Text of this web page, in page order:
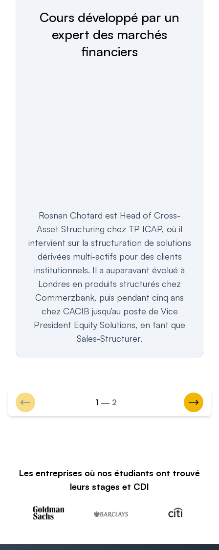
Cours développé par un
expert des marchés
financiers
Rosnan Chotard est Head of Cross-
Asset Structuring chez TP ICAP, où il
intervient sur la structuration de solutions
dérivées multi-actifs pour des clients
institutionnels. Il a auparavant évolué à
Londres en produits structurés chez
Commerzbank, puis pendant cinq ans
chez CACIB jusqu’au poste de Vice
President Equity Solutions, en tant que
Sales-Structurer.
Aller au slide précédent Aller
1 — 2
Les entreprises où nos étudiants ont trouvé
leurs stages et CDI